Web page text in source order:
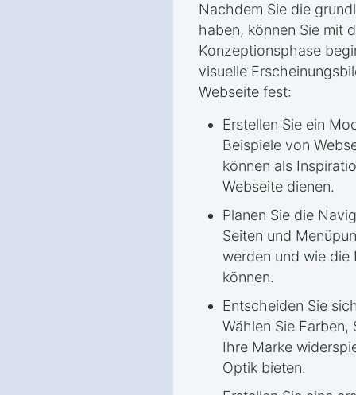
Nachdem Sie die
haben, können Sie mit
Konzeptionsphase
visuelle
Webseite fest:
Erstellen Sie ein
Beispiele von
können als
Webseite dienen.
Planen Sie die
Seiten und
werden und wie
können.
Entscheiden Sie
Wählen Sie
Ihre Marke
Optik bieten.